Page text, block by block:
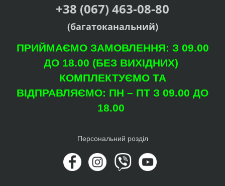
+38 (067) 463-08-80
(багатоканальний)
ПРИЙМАЄМО ЗАМОВЛЕННЯ: З 09.00
ДО 18.00 (БЕЗ ВИХІДНИХ)
КОМПЛЕКТУЄМО ТА
ВІДПРАВЛЯЄМО: ПН – ПТ З 09.00 ДО
18.00
Персональний розділ